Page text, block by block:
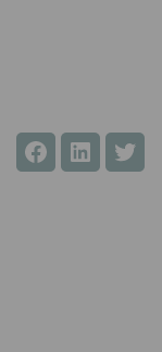
facebooklinkedin